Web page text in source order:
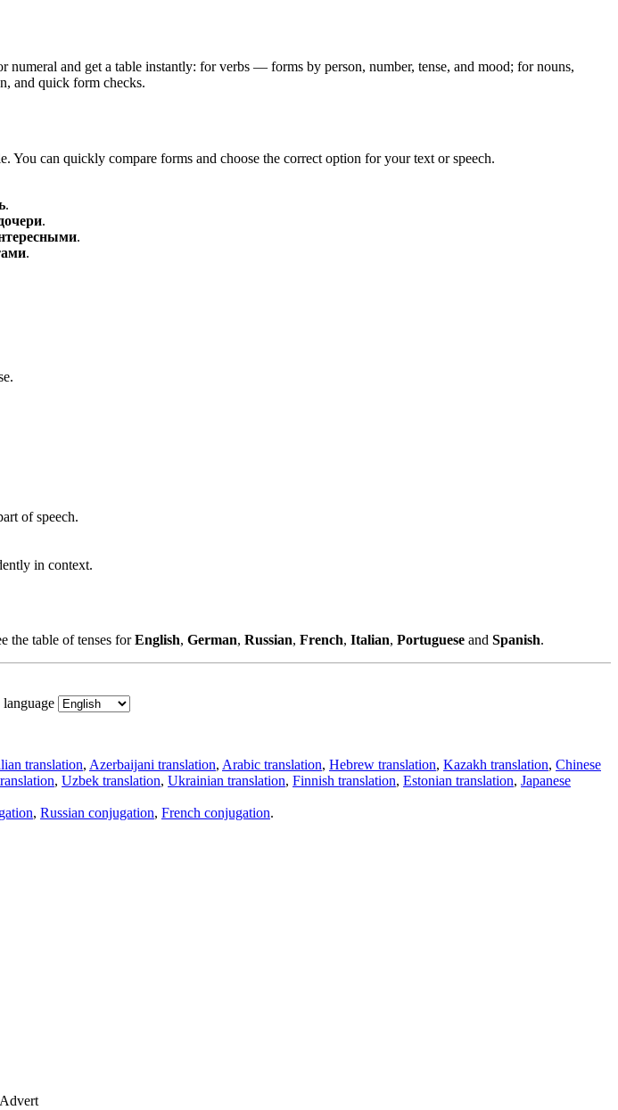
numeral and get a table instantly: for verbs — forms by person, number, tense, and mood; for nouns,
and quick form checks.
You can quickly compare forms and choose the correct option for your text or speech.
.
.
.
.
of speech.
in context.
the table of tenses forEnglish, German, Russian, French, Italian, Portuguese and Spanish.
language
translation, Azerbaijani translation, Arabic translation, Hebrew translation, Kazakh translation, Chinese
, Uzbek translation, Ukrainian translation, Finnish translation, Estonian translation, Japanese
, Russian conjugation, French conjugation.
Advert